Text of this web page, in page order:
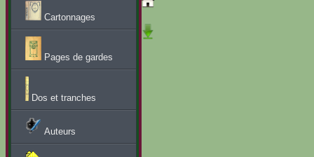
Cartonnages
Pages de gardes
Dos et tranches
Auteurs